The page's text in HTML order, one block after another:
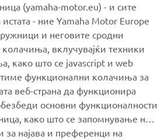
the new YZF-R3 is the perfect
or experienced sport bike pilots
nimble and agile machine.
2019 YZF-R3
(yamaha-motor.eu) - и сите
- ние Yamaha Motor Europe
и неговите сродни
вклучувајќи техники
како што се javascript и web
функционални колачиња за
веб-страна да функционира
основни функционалности
како што се запомнување на
за најава и преференци на